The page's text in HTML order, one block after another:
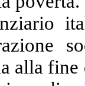
alla